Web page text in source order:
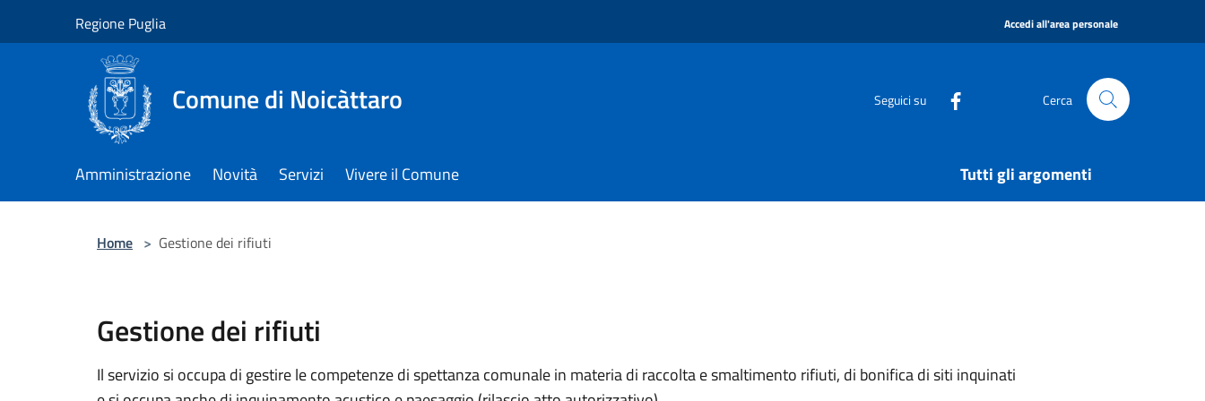
Regione Puglia Accedi all'area personale
Comune di Noicàttaro Seguici su Cerca
Amministrazione Novità Servizi Vivere il Comune Tutti gli argomenti
Home > Gestione dei rifiuti
Gestione dei rifiuti
Il servizio si occupa di gestire le competenze di spettanza comunale in materia di raccolta e smaltimento rifiuti, di bonifica di siti inquinati